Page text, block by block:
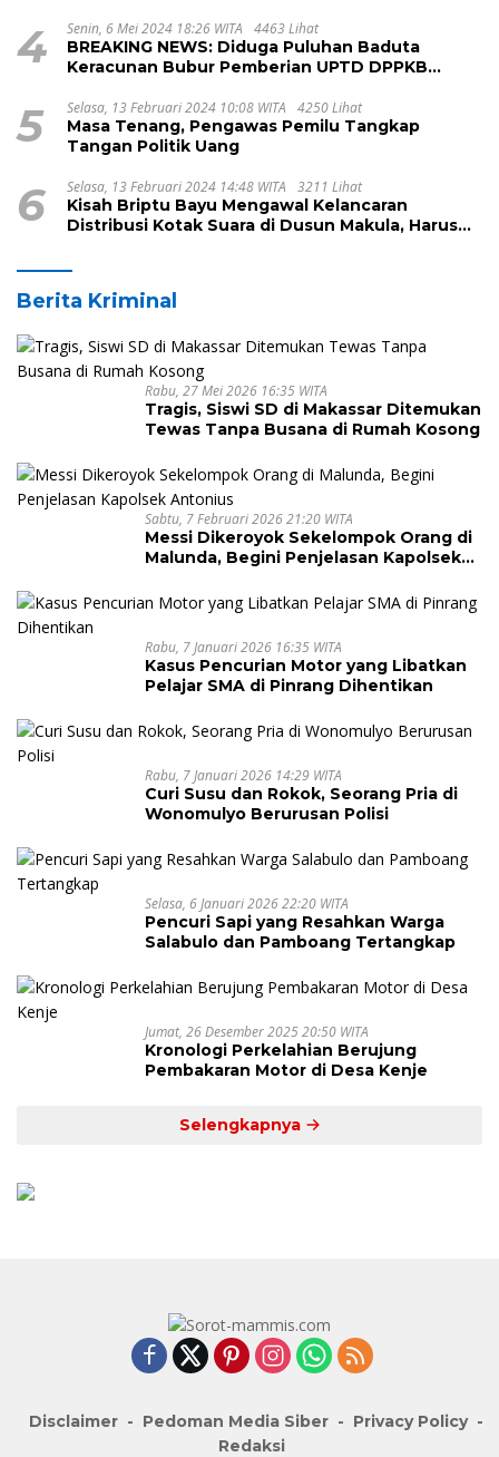
4 Senin, 6 Mei 2024 18:26 WITA 4463 Lihat
BREAKING NEWS: Diduga Puluhan Baduta
Keracunan Bubur Pemberian UPTD DPPKB
5 Selasa, 13 Februari 2024 10:08 WITA 4250 Lihat
Masa Tenang, Pengawas Pemilu Tangkap
Tangan Politik Uang
6 Selasa, 13 Februari 2024 14:48 WITA 3211 Lihat
Kisah Briptu Bayu Mengawal Kelancaran
Distribusi Kotak Suara di Dusun Makula, Harus
Berita Kriminal
Rabu, 27 Mei 2026 16:35 WITA
Tragis, Siswi SD di Makassar Ditemukan
Tewas Tanpa Busana di Rumah Kosong
Sabtu, 7 Februari 2026 21:20 WITA
Messi Dikeroyok Sekelompok Orang di
Malunda, Begini Penjelasan Kapolsek
Rabu, 7 Januari 2026 16:35 WITA
Kasus Pencurian Motor yang Libatkan
Pelajar SMA di Pinrang Dihentikan
Rabu, 7 Januari 2026 14:29 WITA
Curi Susu dan Rokok, Seorang Pria di
Wonomulyo Berurusan Polisi
Selasa, 6 Januari 2026 22:20 WITA
Pencuri Sapi yang Resahkan Warga
Salabulo dan Pamboang Tertangkap
Jumat, 26 Desember 2025 20:50 WITA
Kronologi Perkelahian Berujung
Pembakaran Motor di Desa Kenje
Selengkapnya
Disclaimer Pedoman Media Siber
Privacy Policy
Redaksi